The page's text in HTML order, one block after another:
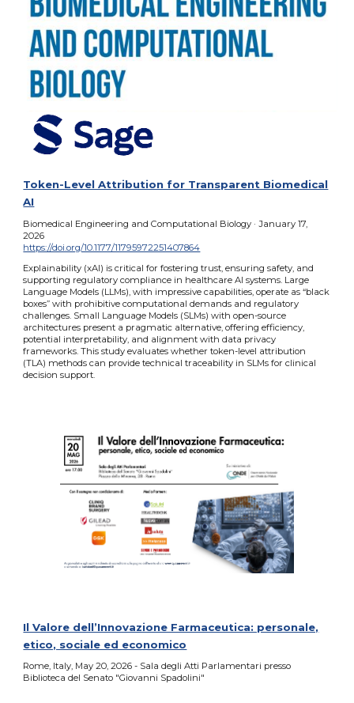
Token-Level Attribution for Transparent Biomedical
AI
Biomedical Engineering and Computational Biology · January 17,
2026
https://doi.org/10.1177/11795972251407864
Explainability (xAI) is critical for fostering trust, ensuring safety, and
supporting regulatory compliance in healthcare AI systems. Large
Language Models (LLMs), with impressive capabilities, operate as “black
boxes” with prohibitive computational demands and regulatory
challenges. Small Language Models (SLMs) with open-source
architectures present a pragmatic alternative, offering efficiency,
potential interpretability, and alignment with data privacy
frameworks. This study evaluates whether token-level attribution
(TLA) methods can provide technical traceability in SLMs for clinical
decision support.
Il Valore dell’Innovazione Farmaceutica: personale,
etico, sociale ed economico
Rome, Italy, May20, 2026 - Sala degli Atti Parlamentari presso
Biblioteca del Senato "Giovanni Spadolini"